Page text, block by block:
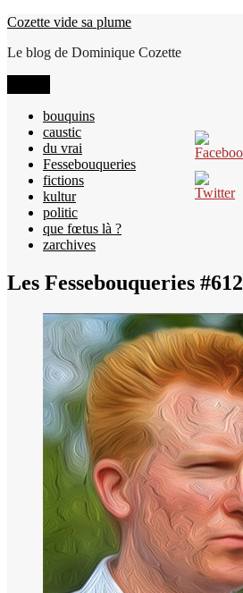
Aller
contenu
Cozette vide sa plume
Le blog de Dominique Cozette
bouquins
caustic
du vrai
Fessebouqueries
fictions
kultur
politic
que fœtus là ?
zarchives
Les Fessebouqueries #612